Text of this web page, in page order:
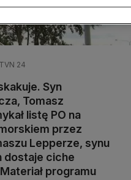
24
Syn
Tomasz
listę PO na
przez
Lepperze, synu
dostaje ciche
programu